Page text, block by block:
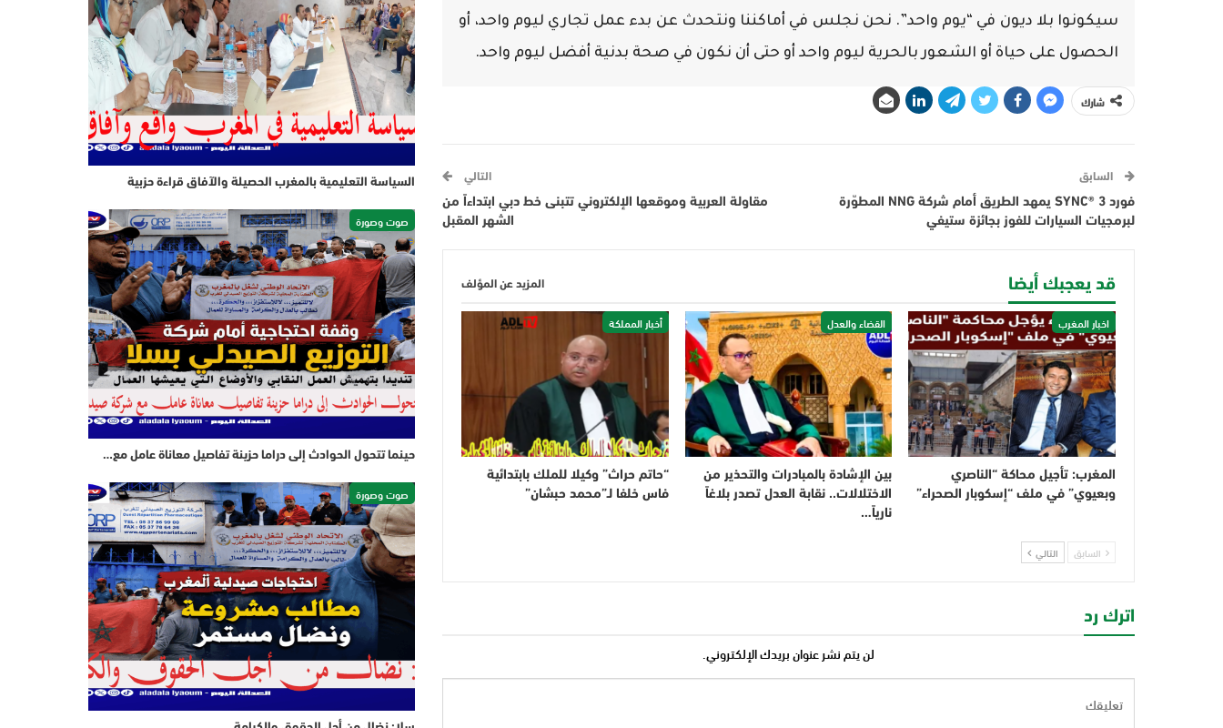
سيكونوا بلا ديون في “يوم واحد”. نحن نجلس في أماكننا ونتحدث عن بدء عمل تجاري ليوم واحد، أو
الحصول على حياة أو الشعور بالحرية ليوم واحد أو حتى أن نكون في صحة بدنية أفضل ليوم واحد.
شارك
السابق
فورد SYNC® 3 يمهد الطريق أمام شركة NNG المطوّرة
لبرمجيات السيارات للفوز بجائزة ستيفي
التالي
مقاولة العربية وموقعها الإلكتروني تتبنى خط دبي ابتداءاً من
الشهر المقبل
قد يعجبك أيضا المزيد عن المؤلف
اخبار المغرب
المغرب: تأجيل محاكة “الناصري
وبعيوي” في ملف “إسكوبار الصحراء”
القضاء والعدل
بين الإشادة بالمبادرات والتحذير من
الاختلالات.. نقابة العدل تصدر بلاغاً
نارياً…
أخبار المملكة
“حاتم حراث” وكيلا للملك بابتدائية
فاس خلفا لـ”محمد حبشان”
السابق التالي
اترك رد
لن يتم نشر عنوان بريدك الإلكتروني.
السياسة التعليمية بالمغرب الحصيلة والآفاق قراءة حزبية
صوت وصورة
حينما تتحول الحوادث إلى دراما حزينة تفاصيل معاناة عامل مع…
صوت وصورة